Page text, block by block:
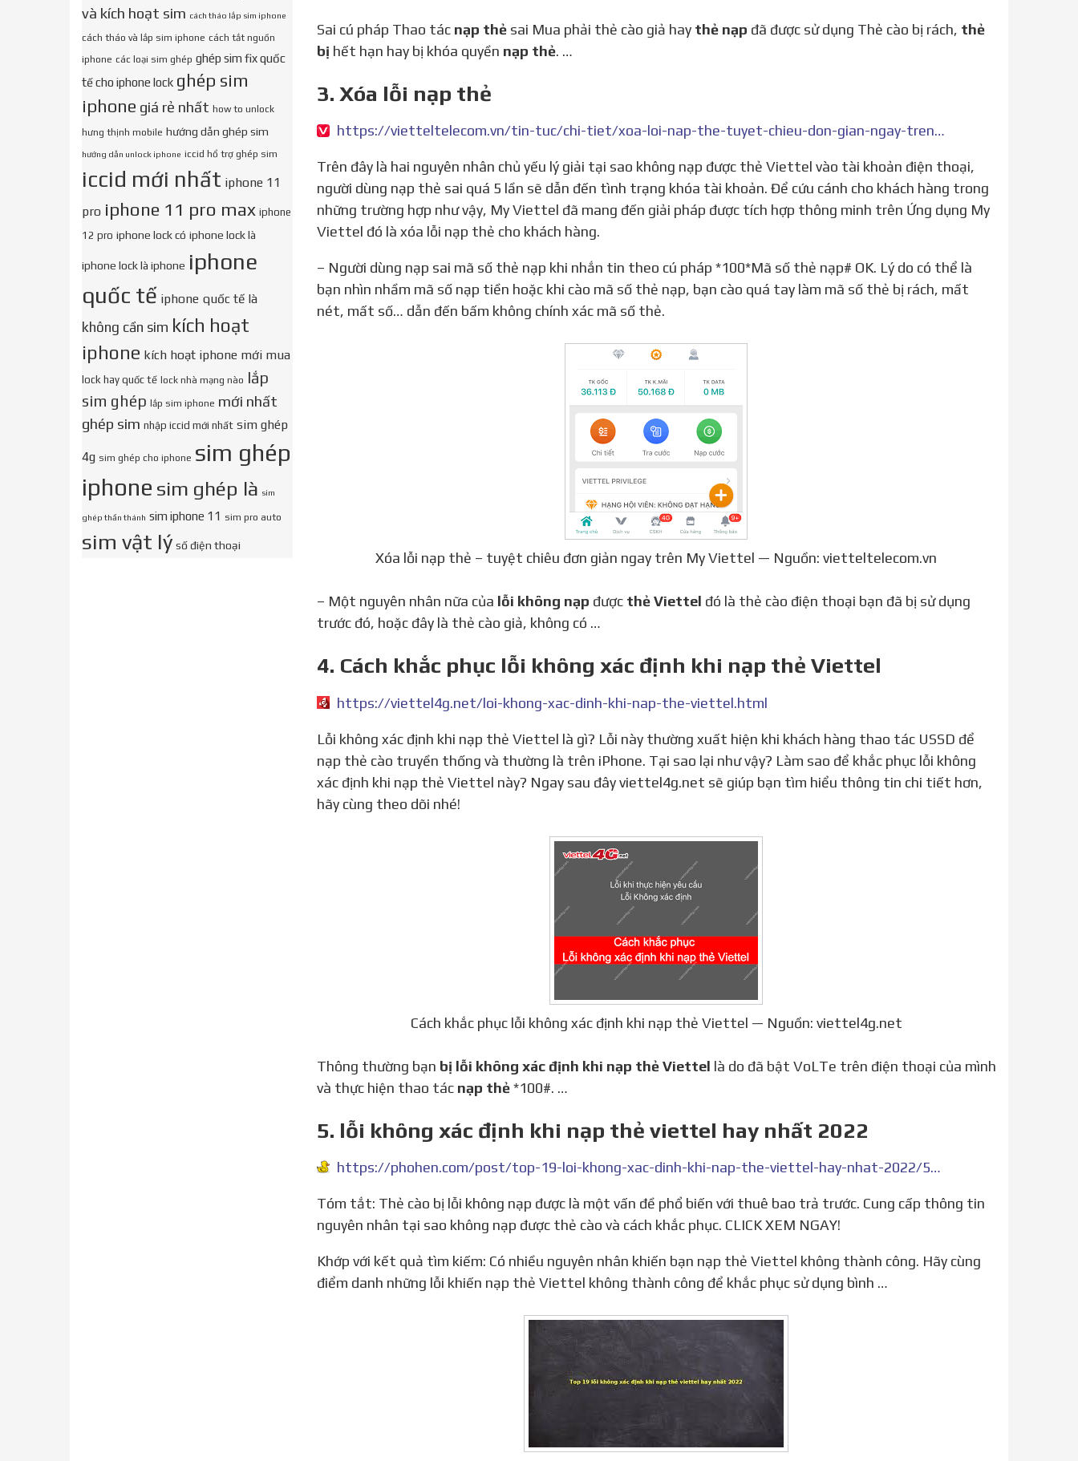
Sai cú pháp Thao tác nạp thẻsai Mua phải thẻ cào giả hay thẻ nạp đã được sử dụng Thẻ cào bị rách, thẻ
bị hết hạn hay bị khóa quyền nạp thẻ. …
3. Xóa lỗi nạp thẻ
https://vietteltelecom.vn/tin-tuc/chi-tiet/xoa-loi-nap-the-tuyet-chieu-don-gian-ngay-tren-my-viettel/19586964
Trên đây là hai nguyên nhân chủ yếu lý giải tại sao không nạp được thẻ Viettel vào tài khoản điện thoại,
người dùng nạp thẻ sai quá 5 lần sẽ dẫn đến tình trạng khóa tài khoản. Để cứu cánh cho khách hàng trong
những trường hợp như vậy, My Viettel đã mang đến giải pháp được tích hợp thông minh trên Ứng dụng My
Viettel đó là xóa lỗi nạp thẻ cho khách hàng.
– Người dùng nạp sai mã số thẻ nạp khi nhắn tin theo cú pháp *100*Mã số thẻ nạp# OK. Lý do có thể là
bạn nhìn nhầm mã số nạp tiền hoặc khi cào mã số thẻ nạp, bạn cào quá tay làm mã số thẻ bị rách, mất
nét, mất số… dẫn đến bấm không chính xác mã số thẻ.
Xóa lỗi nạp thẻ – tuyệt chiêu đơn giản ngay trên My Viettel — Nguồn: vietteltelecom.vn
– Một nguyên nhân nữa của lỗi không nạp được thẻ Viettel đó là thẻ cào điện thoại bạn đã bị sử dụng
trước đó, hoặc đây là thẻ cào giả, không có …
4. Cách khắc phục lỗi không xác định khi nạp thẻ Viettel
https://viettel4g.net/loi-khong-xac-dinh-khi-nap-the-viettel.html
Lỗi không xác định khi nạp thẻ Viettel là gì? Lỗi này thường xuất hiện khi khách hàng thao tác USSD để
nạp thẻ cào truyền thống và thường là trên iPhone. Tại sao lại như vậy? Làm sao để khắc phục lỗi không
xác định khi nạp thẻ Viettel này? Ngay sau đây viettel4g.net sẽ giúp bạn tìm hiểu thông tin chi tiết hơn,
hãy cùng theo dõi nhé!
Cách khắc phục lỗi không xác định khi nạp thẻ Viettel — Nguồn: viettel4g.net
Thông thường bạn bị lỗi không xác định khi nạp thẻ Viettel là do đã bật VoLTe trên điện thoại của mình
và thực hiện thao tác nạp thẻ*100#. …
5. lỗi không xác định khi nạp thẻ viettel hay nhất 2022
https://phohen.com/post/top-19-loi-khong-xac-dinh-khi-nap-the-viettel-hay-nhat-2022/5410863
Tóm tắt: Thẻ cào bị lỗi không nạp được là một vấn đề phổ biến với thuê bao trả trước. Cung cấp thông tin
nguyên nhân tại sao không nạp được thẻ cào và cách khắc phục. CLICK XEM NGAY!
Khớp với kết quả tìm kiếm: Có nhiều nguyên nhân khiến bạn nạp thẻ Viettel không thành công. Hãy cùng
điểm danh những lỗi khiến nạp thẻ Viettel không thành công để khắc phục sử dụng bình …
và kích hoạt sim cách tháo lắp sim iphone
cách tháo và lắp sim iphone cách tắt nguồn
iphone các loại sim ghép ghép sim fix quốc
tế cho iphone lock ghép sim
iphone giá rẻ nhất how to unlock
hưng thịnh mobile hướng dẫn ghép sim
hướng dẫn unlock iphone iccid hổ trợ ghép sim
iccid mới nhất iphone 11
pro iphone 11 pro max iphone
12 pro iphone lock có iphone lock là
iphone lock là iphone iphone
quốc tế iphone quốc tế là
không cần sim kích hoạt
iphone kích hoạt iphone mới mua
lock hay quốc tế lock nhà mạng nào lắp
sim ghép lắp sim iphone mới nhất
ghép sim nhập iccid mới nhất sim ghép
4g sim ghép cho iphone sim ghép
iphone sim ghép là sim
ghép thần thánh sim iphone 11 sim pro auto
sim vật lý số điện thoại